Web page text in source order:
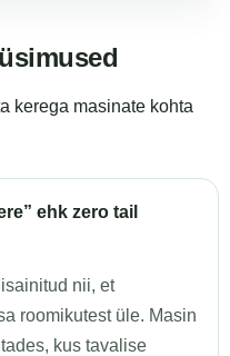
kerega masinate kohta
ehk zero tail
nii, et
roomikutest üle. Masin
kus tavalise